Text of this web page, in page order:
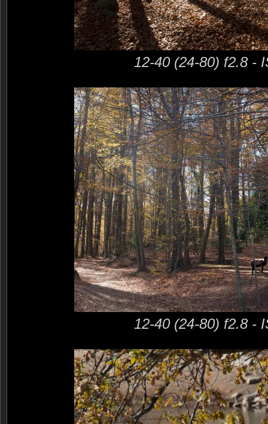
12-40 (24-80) f2.8 -
12-40 (24-80) f2.8 -